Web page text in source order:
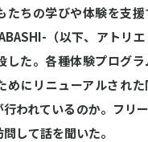
たちの学びや体験を支
（以下、アトリエ
した。各種体験プログ
めにリニューアルされ
われているのか。フリ
して話を聞いた。